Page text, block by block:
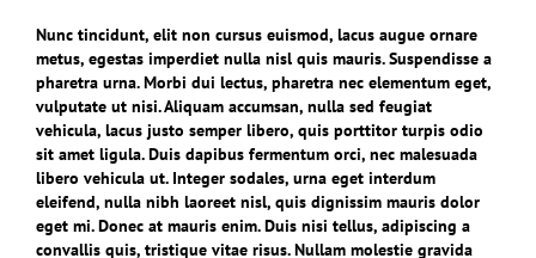
Nunc tincidunt, elit non cursus euismod, lacus augue ornare
metus, egestas imperdiet nulla nisl quis mauris. Suspendisse a
pharetra urna. Morbi dui lectus, pharetra nec elementum eget,
vulputate ut nisi. Aliquam accumsan, nulla sed feugiat
vehicula, lacus justo semper libero, quis porttitor turpis odio
sit amet ligula. Duis dapibus fermentum orci, nec malesuada
libero vehicula ut. Integer sodales, urna eget interdum
eleifend, nulla nibh laoreet nisl, quis dignissim mauris dolor
eget mi. Donec at mauris enim. Duis nisi tellus, adipiscing a
convallis quis, tristique vitae risus. Nullam molestie gravida